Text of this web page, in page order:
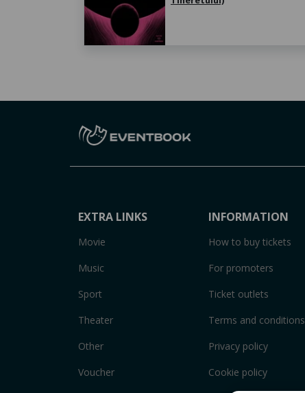
EXTRA LINKS
Movie
Music
Sport
Theater
Other
Voucher
INFORMATION
How to buy tickets
For promoters
Ticket outlets
Terms and conditions
Privacy policy
Cookie policy